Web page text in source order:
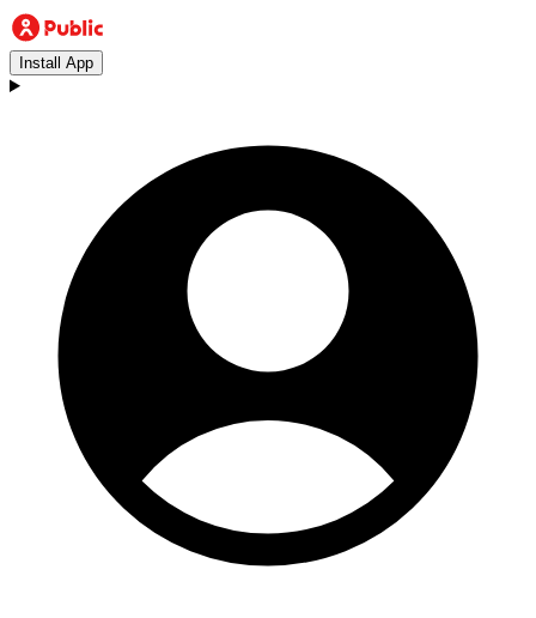
Install App